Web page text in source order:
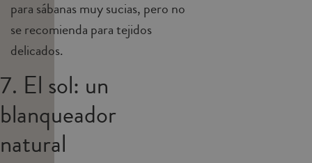
para sábanas muy sucias, pero no
se recomienda para tejidos
delicados.
7. El sol: un
blanqueador
natural